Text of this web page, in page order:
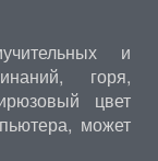
и
горя,
цвет
может